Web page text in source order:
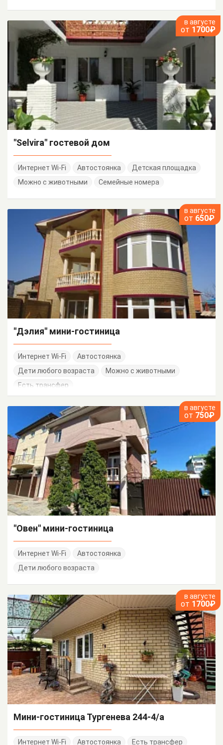
в августе
от 1700₽
"Selvira" гостевой дом
Интернет Wi-Fi Автостоянка
Детская площадка
Можно с животными
Семейные номера
в августе
от 650₽
"Дэлия" мини-гостиница
Интернет Wi-Fi
Автостоянка
Дети любого возраста
Можно с животными
Есть трансфер
в августе
от 750₽
"Овен" мини-гостиница
Интернет Wi-Fi
Автостоянка
Дети любого возраста
в августе
от 1700₽
Мини-гостиница Тургенева 244-4/а
Интернет Wi-Fi Автостоянка Есть трансфер